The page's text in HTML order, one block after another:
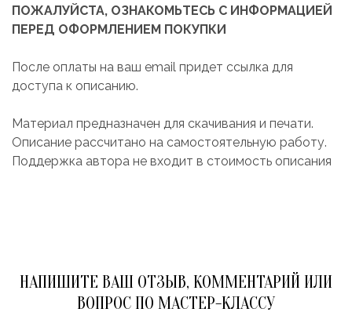
ПОЖАЛУЙСТА, ОЗНАКОМЬТЕСЬ С ИНФОРМАЦИЕЙ
ПЕРЕД ОФОРМЛЕНИЕМ ПОКУПКИ
После оплаты на ваш email придет ссылка для
доступа к описанию.
Материал предназначен для скачивания и печати.
Описание рассчитано на самостоятельную работу.
Поддержка автора не входит в стоимость описания
НАПИШИТЕ ВАШ ОТЗЫВ, КОММЕНТАРИЙ ИЛИ
ВОПРОС ПО МАСТЕР-КЛАССУ